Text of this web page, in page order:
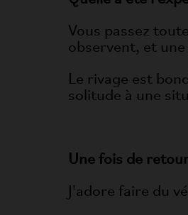
Vous passez
observent, et
Le rivage est
solitude à une
Une fois de
J'adore faire du